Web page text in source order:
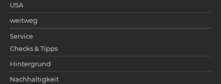
USA
weitweg
Service
Checks & Tipps
Hintergrund
Nachhaltigkeit